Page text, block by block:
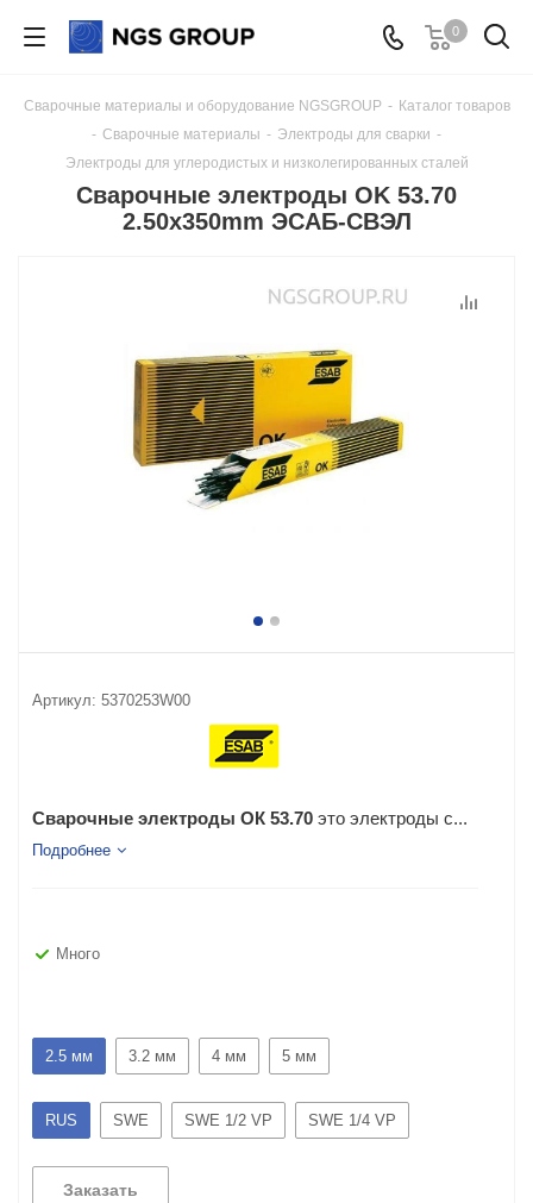
0
Сварочные материалы и оборудование NGSGROUP - Каталог товаров
- Сварочные материалы - Электроды для сварки -
Электроды для углеродистых и низколегированных сталей
Сварочные электроды OK 53.70
2.50x350mm ЭСАБ-СВЭЛ
Артикул: 5370253W00
Сварочные электроды ОК 53.70 это электроды с...
Подробнее
Много
2.5 мм 3.2 мм 4 мм 5 мм
RUS SWE SWE 1/2 VP SWE 1/4 VP
Заказать